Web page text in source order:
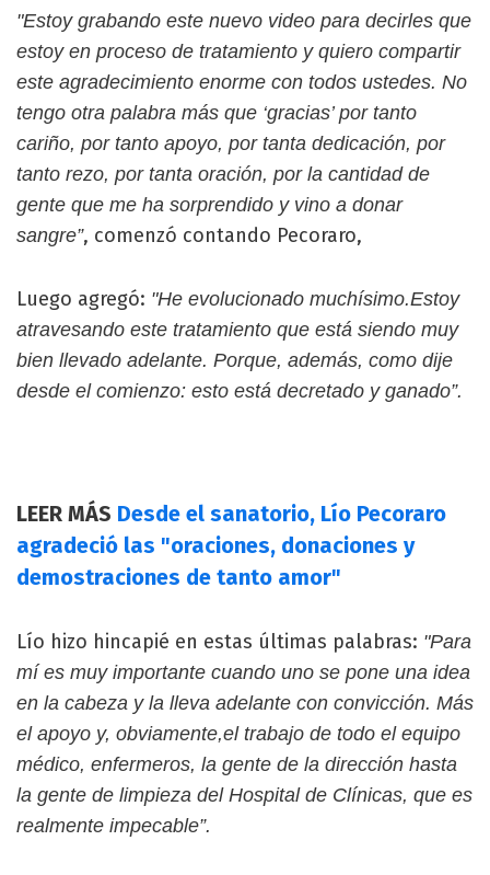
"Estoy grabando este nuevo video para decirles que
estoy en proceso de tratamiento y quiero compartir
este agradecimiento enorme con todos ustedes. No
tengo otra palabra más que ‘gracias’ por tanto
cariño, por tanto apoyo, por tanta dedicación, por
tanto rezo, por tanta oración, por la cantidad de
gente que me ha sorprendido y vino a donar
sangre”, comenzó contando Pecoraro,
Luego agregó: "He evolucionado muchísimo.Estoy
atravesando este tratamiento que está siendo muy
bien llevado adelante. Porque, además, como dije
desde el comienzo: esto está decretado y ganado”.
LEER MÁS Desde el sanatorio, Lío Pecoraro
agradeció las "oraciones, donaciones y
demostraciones de tanto amor"
Lío hizo hincapié en estas últimas palabras: "Para
mí es muy importante cuando uno se pone una idea
en la cabeza y la lleva adelante con convicción. Más
el apoyo y, obviamente,el trabajo de todo el equipo
médico, enfermeros, la gente de la dirección hasta
la gente de limpieza del Hospital de Clínicas, que es
realmente impecable”.